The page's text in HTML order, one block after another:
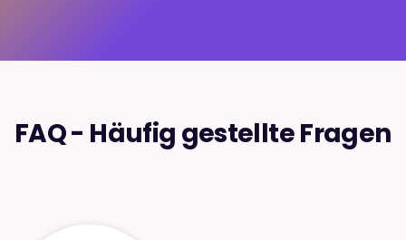
FAQ - Häufig gestellte Fragen